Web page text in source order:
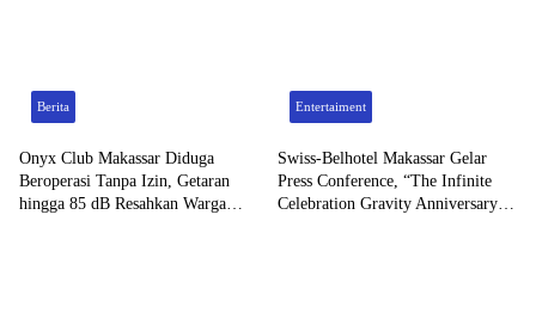
Berita
Onyx Club Makassar Diduga
Beroperasi Tanpa Izin, Getaran
hingga 85 dB Resahkan Warga
Entertaiment
Swiss-Belhotel Makassar Gelar
Press Conference, “The Infinite
Celebration Gravity Anniversary”